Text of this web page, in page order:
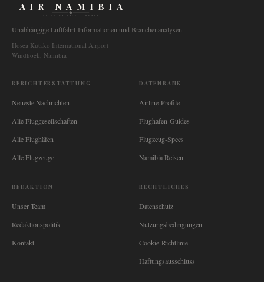
AIR NAMIBIA
AVIATION INTELLIGENCE
Unabhängige Luftfahrt-Informationen und Branchenanalysen.
Hosea Kutako International Airport
Windhoek, Namibia
BERICHTERSTATTUNG
Neueste Nachrichten
Alle Fluggesellschaften
Alle Flughäfen
Alle Flugzeuge
DATENBANK
Airline-Profile
Flughafen-Guides
Flugzeug-Specs
Namibia Reisen
REDAKTION
Unser Team
Redaktionspolitik
Kontakt
RECHTLICHES
Datenschutz
Nutzungsbedingungen
Cookie-Richtlinie
Haftungsausschluss